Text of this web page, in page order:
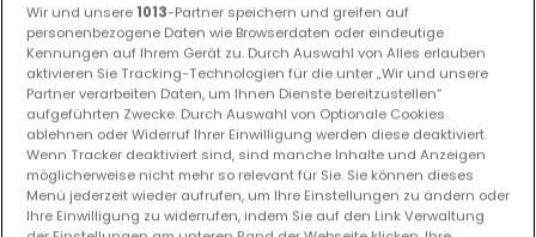
Reihenhaus 7 Zimmer zum Kauf inKesten(DE)
160.000 €
Wir und unsere 1013-Partner speichern und greifen auf
personenbezogene Daten wie Browserdaten oder eindeutige
Kennungen auf Ihrem Gerät zu. Durch Auswahl von Alles erlauben
aktivieren Sie Tracking-Technologien für die unter „Wir und unsere
Partner verarbeiten Daten, um Ihnen Dienste bereitzustellen“
aufgeführten Zwecke. Durch Auswahl von Optionale Cookies
ablehnen oder Widerruf Ihrer Einwilligung werden diese deaktiviert.
Wenn Tracker deaktiviert sind, sind manche Inhalte und Anzeigen
möglicherweise nicht mehr so relevant für Sie. Sie können dieses
Menü jederzeit wieder aufrufen, um Ihre Einstellungen zu ändern oder
Ihre Einwilligung zu widerrufen, indem Sie auf den Link Verwaltung